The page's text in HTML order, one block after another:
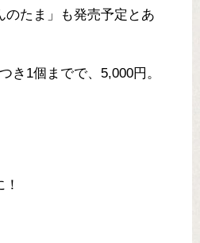
のたま」も発売予定とあ
き1個までで、5,000円。